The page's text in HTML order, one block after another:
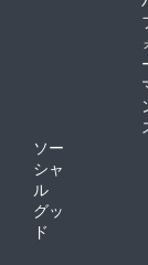
ソー
シャ
ル
グッ
ド